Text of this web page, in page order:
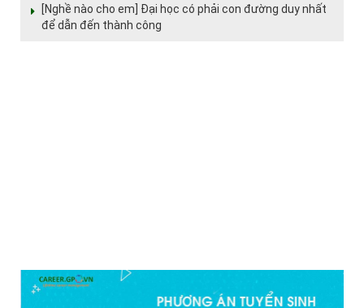
[Nghề nào cho em] Đại học có phải con đường duy nhất
để dẫn đến thành công